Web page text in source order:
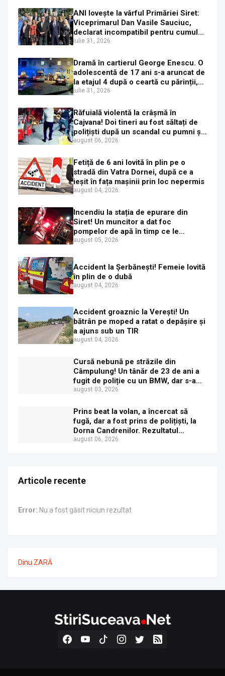
ANI lovește la vârful Primăriei Siret:
Viceprimarul Dan Vasile Sauciuc,
declarat incompatibil pentru cumul
de funcții
iulie 31, 2026
Dramă în cartierul George Enescu. O
adolescentă de 17 ani s-a aruncat de
la etajul 4 după o ceartă cu părinții,
pe fondul consumului de alcool în
iulie 31, 2026
Răfuială violentă la crâșmă în
Cajvana! Doi tineri au fost săltați de
polițiști după un scandal cu pumni și
mașini distruse
august 06, 2026
Fetiță de 6 ani lovită în plin pe o
stradă din Vatra Dornei, după ce a
ieșit în fața mașinii prin loc nepermis
august 04, 2026
Incendiu la stația de epurare din
Siret! Un muncitor a dat foc
pompelor de apă în timp ce le
alimenta cu combustibil
august 05, 2026
Accident la Șerbănești! Femeie lovită
în plin de o dubă
august 04, 2026
Accident groaznic la Verești! Un
bătrân pe moped a ratat o depășire și
a ajuns sub un TIR
august 04, 2026
Cursă nebună pe străzile din
Câmpulung! Un tânăr de 23 de ani a
fugit de poliție cu un BMW, dar s-a
oprit într-un gard de pe strada
august 03, 2026
Prins beat la volan, a încercat să
fugă, dar a fost prins de polițiști, la
Dorna Candrenilor. Rezultatul
etilotestului: 1,59 mg/l alcool pur în
august 06, 2026
Articole recente
Error: Nu a fost găsit niciun rezultat
Dinu ZARĂ